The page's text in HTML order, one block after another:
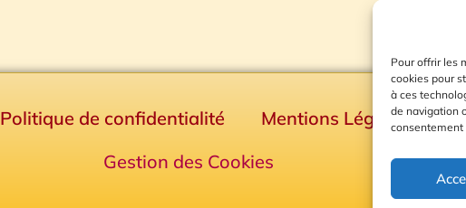
Pour offrir les
cookies pour
à ces
de navigation
consentement
Politique de confidentialité Mentions Légales
Gestion des Cookies